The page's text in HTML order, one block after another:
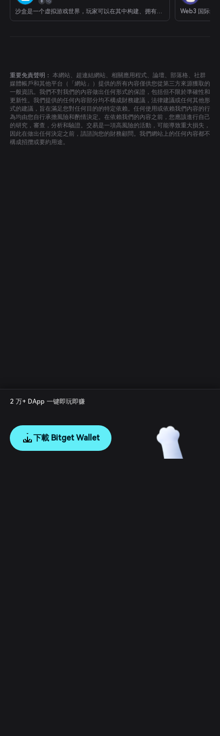
沙盒是一个虚拟游戏世界，玩家可以在其中构建、拥有游戏体验并从中获利。 Web3 国际象
重要免責聲明： 本網站、超連結網站、相關應用程式、論壇、部落格、社群
媒體帳戶和其他平台（「網站」）提供的所有內容僅供您從第三方來源獲取的
一般資訊。我們不對我們的內容做出任何形式的保證，包括但不限於準確性和
更新性。我們提供的任何內容部分均不構成財務建議，法律建議或任何其他形
式的建議，旨在滿足您對任何目的的特定依賴。任何使用或依賴我們內容的行
為均由您自行承擔風險和酌情決定。在依賴我們的內容之前，您應該進行自己
的研究，審查，分析和驗證。交易是一項高風險的活動，可能導致重大損失，
因此在做出任何決定之前，請諮詢您的財務顧問。我們網站上的任何內容都不
構成招攬或要約用途。
2 万+ DApp 一键即玩即赚
下載 Bitget Wallet